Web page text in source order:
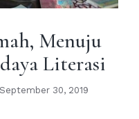
Menuju
Literasi
September 30, 2019